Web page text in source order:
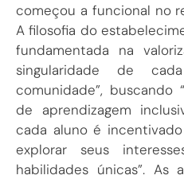
começou a funcional no
A filosofia do
fundamentada na
singularidade de
comunidade”, buscando
de aprendizagem
cada aluno é
explorar seus
habilidades únicas”. As